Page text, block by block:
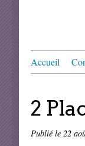
Accueil
2
Publié le 22